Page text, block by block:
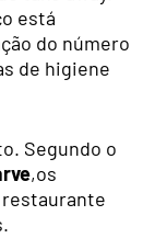
está
do número
de higiene
Segundo o
,os
restaurante